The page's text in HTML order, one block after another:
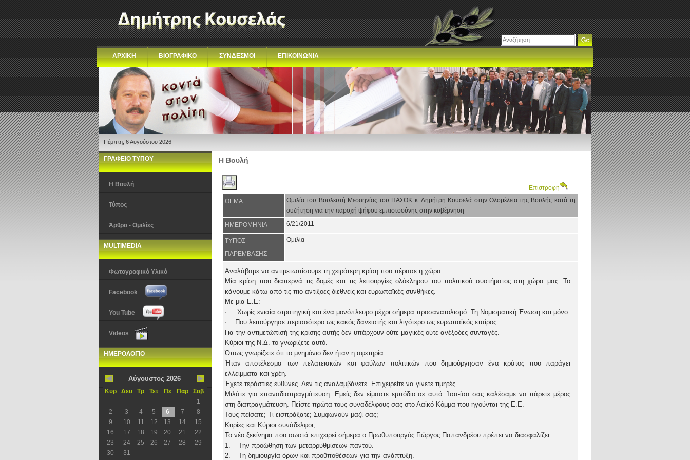
ΑΡΧΙΚΗ ΒΙΟΓΡΑΦΙΚΟ ΣΥΝΔΕΣΜΟΙ ΕΠΙΚΟΙΝΩΝΙΑ
Πέμπτη, 6 Αυγούστου 2026
ΓΡΑΦΕΙΟ ΤΥΠΟΥ
Η Βουλή
Τύπος
Άρθρα - Ομιλίες
MULTIMEDIA
Φωτογραφικό Υλικό
Facebook
You Tube
Videos
ΗΜΕΡΟΛΟΓΙΟ
Αύγουστος 2026
Κυρ Δευ Τρ Τετ Πε Παρ
Σαβ
1
2
3 4 5 6 7
8
9
10 11 12 13 14
15
16
17 18 19 20 21
22
23
24 25 26 27 28
29
30
31
Η Βουλή
Επιστροφή
ΘΕΜΑ
Oμιλία του Βουλευτή Μεσσηνίας του ΠΑΣΟΚ κ. Δημήτρη Κουσελά στην Ολομέλεια της Βουλής κατά τη
συζήτηση για την παροχή ψήφου εμπιστοσύνης στην κυβέρνηση
ΗΜΕΡΟΜΗΝΙΑ
6/21/2011
ΤΥΠΟΣ
ΠΑΡΕΜΒΑΣΗΣ
Ομιλία
Αναλάβαμε να αντιμετωπίσουμε τη χειρότερη κρίση που πέρασε η χώρα.
Μία κρίση που διαπερνά τις δομές και τις λειτουργίες ολόκληρου του πολιτικού συστήματος στη χώρα μας. Το
κάνουμε κάτω από τις πιο αντίξοες διεθνείς και ευρωπαϊκές συνθήκες.
Με μία Ε.Ε:
· Χωρίς ενιαία στρατηγική και ένα μονόπλευρο μέχρι σήμερα προσανατολισμό: Τη Νομισματική Ένωση και μόνο.
· Που λειτούργησε περισσότερο ως κακός δανειστής και λιγότερο ως ευρωπαϊκός εταίρος.
Για την αντιμετώπισή της κρίσης αυτής δεν υπάρχουν ούτε μαγικές ούτε ανέξοδες συνταγές.
Κύριοι της Ν.Δ. το γνωρίζετε αυτό.
Όπως γνωρίζετε ότι το μνημόνιο δεν ήταν η αφετηρία.
Ήταν αποτέλεσμα των πελατειακών και φαύλων πολιτικών που δημιούργησαν ένα κράτος που παράγει
ελλείμματα και χρέη.
Έχετε τεράστιες ευθύνες. Δεν τις αναλαμβάνετε. Επιχειρείτε να γίνετε τιμητές…
Μιλάτε για επαναδιαπραγμάτευση. Εμείς δεν είμαστε εμπόδιο σε αυτό. Ίσα-ίσα σας καλέσαμε να πάρετε μέρος
στη διαπραγμάτευση. Πείστε πρώτα τους συναδέλφους σας στο Λαϊκό Κόμμα που ηγούνται της Ε.Ε.
Τους πείσατε; Τι εισπράξατε; Συμφωνούν μαζί σας;
Κυρίες και Κύριοι συνάδελφοι,
Το νέο ξεκίνημα που σωστά επιχειρεί σήμερα ο Πρωθυπουργός Γιώργος Παπανδρέου πρέπει να διασφαλίζει:
1. Την προώθηση των μεταρρυθμίσεων παντού.
2. Τη δημιουργία όρων και προϋποθέσεων για την ανάπτυξη.